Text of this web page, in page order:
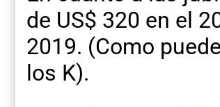
de US$ 320 en el
2019. (Como
los K).